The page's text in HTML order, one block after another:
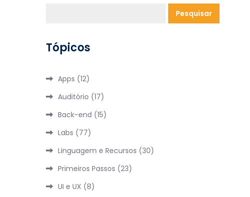
Pesquisar
Tópicos
Apps (12)
Auditório (17)
Back-end (15)
Labs (77)
Linguagem e Recursos (30)
Primeiros Passos (23)
UI e UX (8)